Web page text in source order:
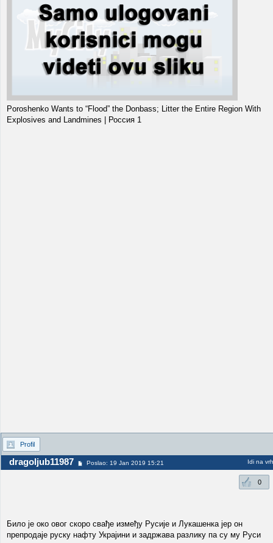
Poroshenko Wants to “Flood” the Donbass; Litter the Entire Region With
Explosives and Landmines | Россия 1
Profil
dragoljub11987 Poslao: 19 Jan 2019 15:21 Idi na vrh
0
Било је око овог скоро свађе између Русије и Лукашенка јер он
препродаје руску нафту Украјини и задржава разлику па су му Руси